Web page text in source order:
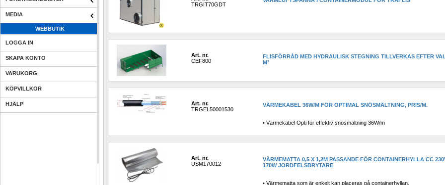
MEDIA
WEBBUTIK
LOGGA IN
SKAPA KONTO
VARUKORG
KÖPVILLKOR
HJÄLP
TRGIT70GDT
Art. nr.
CEF800
FLISFÖRRÅD MED HYDRAULISK STEGNING TILLVERKAS EFTER
M³
Art. nr.
TRGEL50001530
VÄRMEKABEL 36W/M FÖR OPTIMAL SNÖSMÄLTNING, PRIS/M.
• Värmekabel Opti för effektiv snösmältning 36W/m
Art. nr.
USM170012
VÄRMEMATTA 0,5 X 1,2M PASSANDE FÖR CONTAINERHYLLA CC
170W JORDFELSBRYTARE
• Värmematta som är enkelt kan placeras på containerhyllan.